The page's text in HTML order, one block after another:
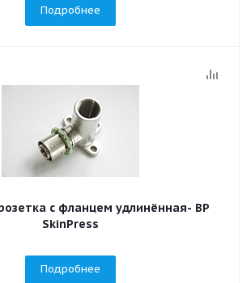
Подробнее
с фланцем удлинённая- ВР
SkinPress
Подробнее